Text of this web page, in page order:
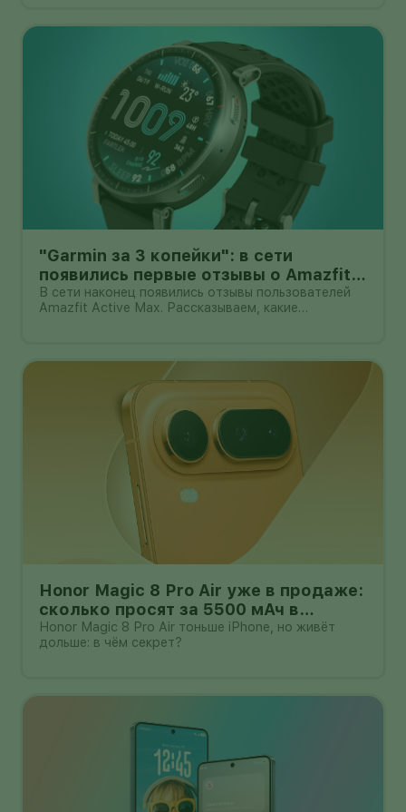
"Garmin за 3 копейки": в сети
появились первые отзывы о Amazfit
Active Max с оффлайн-картами
В сети наконец появились отзывы пользователей
Amazfit Active Max. Рассказываем, какие
Honor Magic 8 Pro Air уже в продаже:
сколько просят за 5500 мАч в
корпусе толщиной всего 6,1 мм?
Honor Magic 8 Pro Air тоньше iPhone, но живёт
дольше: в чём секрет?